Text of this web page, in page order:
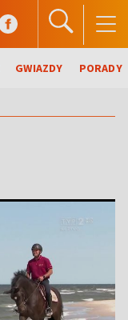
GWIAZDY PORADY